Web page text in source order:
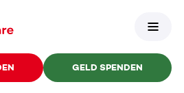
GELD SPENDEN